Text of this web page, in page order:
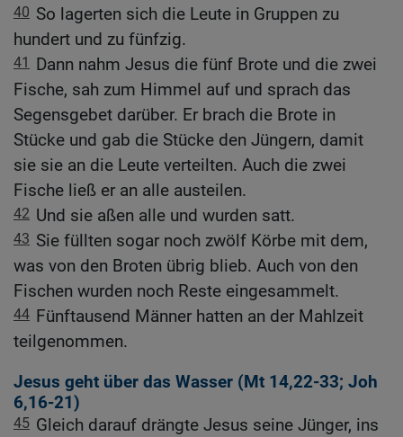
40 So lagerten sich die Leute in Gruppen zu
hundert und zu fünfzig.
41 Dann nahm Jesus die fünf Brote und die zwei
Fische, sah zum Himmel auf und sprach das
Segensgebet darüber. Er brach die Brote in
Stücke und gab die Stücke den Jüngern, damit
sie sie an die Leute verteilten. Auch die zwei
Fische ließ er an alle austeilen.
42 Und sie aßen alle und wurden satt.
43 Sie füllten sogar noch zwölf Körbe mit dem,
was von den Broten übrig blieb. Auch von den
Fischen wurden noch Reste eingesammelt.
44 Fünftausend Männer hatten an der Mahlzeit
teilgenommen.
Jesus geht über das Wasser (Mt 14,22-33; Joh
6,16-21)
45 Gleich darauf drängte Jesus seine Jünger, ins